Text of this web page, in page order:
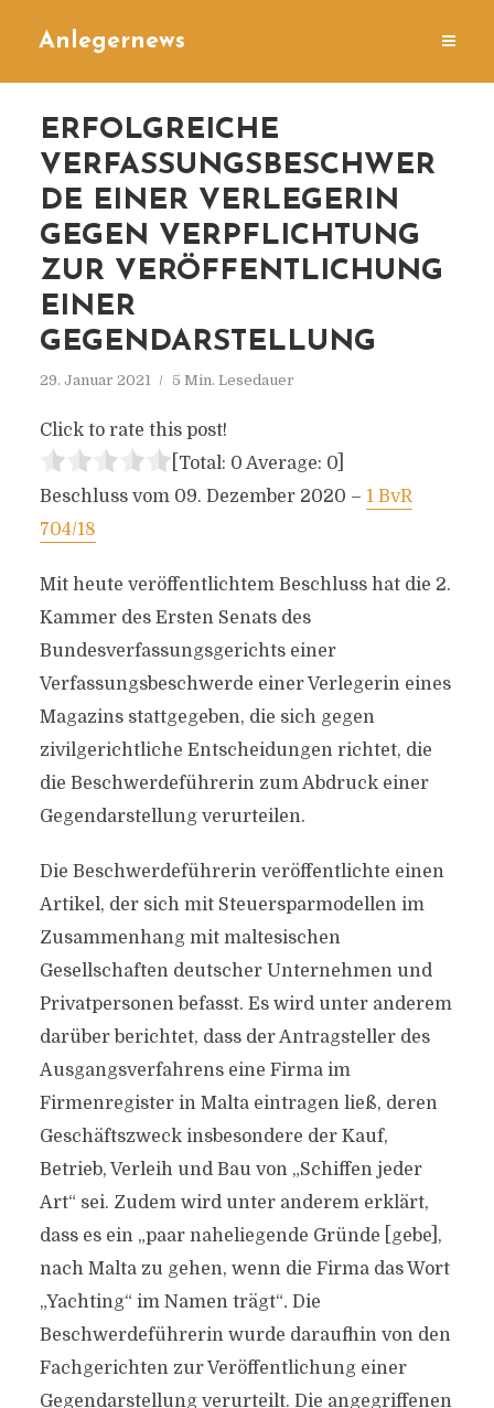
Anlegernews
ERFOLGREICHE
VERFASSUNGSBESCHWER
DE EINER VERLEGERIN
GEGEN VERPFLICHTUNG
ZUR VERÖFFENTLICHUNG
EINER
GEGENDARSTELLUNG
29. Januar 2021 5 Min. Lesedauer
Click to rate this post!
[Total: 0 Average: 0]
Beschluss vom 09. Dezember 2020 – 1 BvR
704/18
Mit heute veröffentlichtem Beschluss hat die 2.
Kammer des Ersten Senats des
Bundesverfassungsgerichts einer
Verfassungsbeschwerde einer Verlegerin eines
Magazins stattgegeben, die sich gegen
zivilgerichtliche Entscheidungen richtet, die
die Beschwerdeführerin zum Abdruck einer
Gegendarstellung verurteilen.
Die Beschwerdeführerin veröffentlichte einen
Artikel, der sich mit Steuersparmodellen im
Zusammenhang mit maltesischen
Gesellschaften deutscher Unternehmen und
Privatpersonen befasst. Es wird unter anderem
darüber berichtet, dass der Antragsteller des
Ausgangsverfahrens eine Firma im
Firmenregister in Malta eintragen ließ, deren
Geschäftszweck insbesondere der Kauf,
Betrieb, Verleih und Bau von „Schiffen jeder
Art“ sei. Zudem wird unter anderem erklärt,
dass es ein „paar naheliegende Gründe [gebe],
nach Malta zu gehen, wenn die Firma das Wort
„Yachting“ im Namen trägt“. Die
Beschwerdeführerin wurde daraufhin von den
Fachgerichten zur Veröffentlichung einer
Gegendarstellung verurteilt. Die angegriffenen